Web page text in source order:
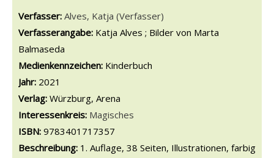
Verfasser: Suche nach diesem Verfasser
Alves, Katja (Verfasser)
Verfasserangabe: Katja Alves ; Bilder von Marta
Balmaseda
Medienkennzeichen: Kinderbuch
Jahr: 2021
Verlag: Würzburg, Arena
opens in new tab
Diesen Link in neuem Tab öffnen
Suche nach dieser Systematik
Interessenkreis: Suche nach diesem Interessenskreis
Magisches
ISBN: 9783401717357
Beschreibung: 1. Auflage, 38 Seiten, Illustrationen, farbig